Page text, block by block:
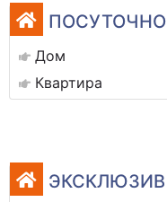
ПОСУТОЧНО
Дом
Квартира
ЭКСКЛЮЗИВ